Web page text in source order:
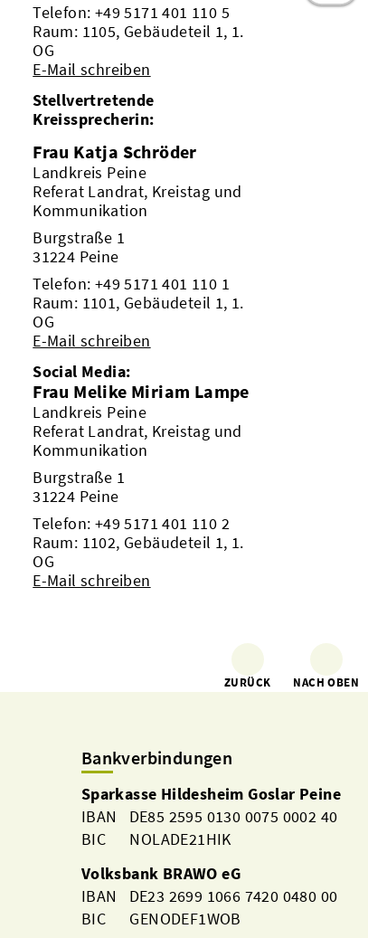
Telefon: +49 5171 401 110 5
Raum: 1105, Gebäudeteil 1, 1.
OG
E-Mail schreiben
Stellvertretende
Kreissprecherin:
Frau Katja Schröder
Landkreis Peine
Referat Landrat, Kreistag und
Kommunikation
Burgstraße 1
31224 Peine
Telefon: +49 5171 401 110 1
Raum: 1101, Gebäudeteil 1, 1.
OG
E-Mail schreiben
Social Media:
Frau Melike Miriam Lampe
Landkreis Peine
Referat Landrat, Kreistag und
Kommunikation
Burgstraße 1
31224 Peine
Telefon: +49 5171 401 110 2
Raum: 1102, Gebäudeteil 1, 1.
OG
E-Mail schreiben
ZURÜCK NACH OBEN
Bankverbindungen
Sparkasse Hildesheim Goslar Peine
IBAN DE85 2595 0130 0075 0002 40
BIC NOLADE21HIK
Volksbank BRAWO eG
IBAN DE23 2699 1066 7420 0480 00
BIC GENODEF1WOB